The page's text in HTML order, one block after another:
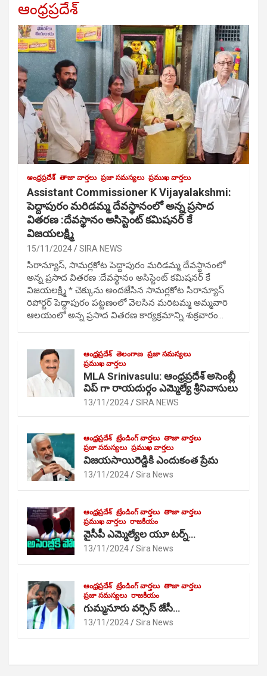
ఆంధ్రప్రదేశ్
ఆంధ్రప్రదేశ్ తాజా వార్తలు ప్రజా సమస్యలు ప్రముఖ వార్తలు
Assistant Commissioner K Vijayalakshmi:
పెద్దాపురం మరిడమ్మ దేవస్థానంలో అన్న ప్రసాద
వితరణ :దేవస్థానం అసిస్టెంట్ కమిషనర్ కే
విజయలక్ష్మి
15/11/2024 SIRA NEWS
సిరాన్యూస్, సామర్లకోట పెద్దాపురం మరిడమ్మ దేవస్థానంలో
అన్న ప్రసాద వితరణ :దేవస్థానం అసిస్టెంట్ కమిషనర్ కే
విజయలక్ష్మి * చెక్కును అందజేసిన సామర్లకోట సిరాన్యూస్
రిపోర్టర్ పెద్దాపురం పట్టణంలో వెలసిన మరిటమ్మ అమ్మవారి
ఆలయంలో అన్న ప్రసాద వితరణ కార్యక్రమాన్ని శుక్రవారం…
ఆంధ్రప్రదేశ్ తెలంగాణ ప్రజా సమస్యలు
ప్రముఖ వార్తలు
MLA Srinivasulu: ఆంధ్రప్రదేశ్ అసెంబ్లీ
విప్ గా రాయదుర్గం ఎమ్మెల్యే శ్రీనివాసులు
13/11/2024 SIRA NEWS
ఆంధ్రప్రదేశ్ ట్రేండింగ్ వార్తలు తాజా వార్తలు
ప్రజా సమస్యలు ప్రముఖ వార్తలు
విజయసాయిరెడ్డికి ఎందుకంత ప్రేమ
13/11/2024 Sira News
ఆంధ్రప్రదేశ్ ట్రేండింగ్ వార్తలు తాజా వార్తలు
ప్రముఖ వార్తలు రాజకీయం
వైసీపీ ఎమ్మెల్యేల యూ టర్న్…
13/11/2024 Sira News
ఆంధ్రప్రదేశ్ ట్రేండింగ్ వార్తలు తాజా వార్తలు
ప్రజా సమస్యలు రాజకీయం
గుమ్మనూరు వర్సెస్ జేసీ…
13/11/2024 Sira News